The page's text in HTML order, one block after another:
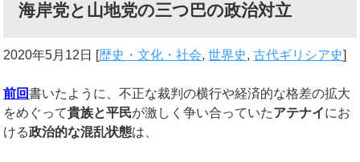
海岸党と山地党の三つ巴の政治対立
2020年5月12日 [歴史・文化・社会,世界史,古代ギリシア史]
前回書いたように、不正な裁判の横行や経済的な格差の拡大
をめぐって貴族と平民が激しく争い合っていたアテナイにお
ける政治的な混乱状態は、